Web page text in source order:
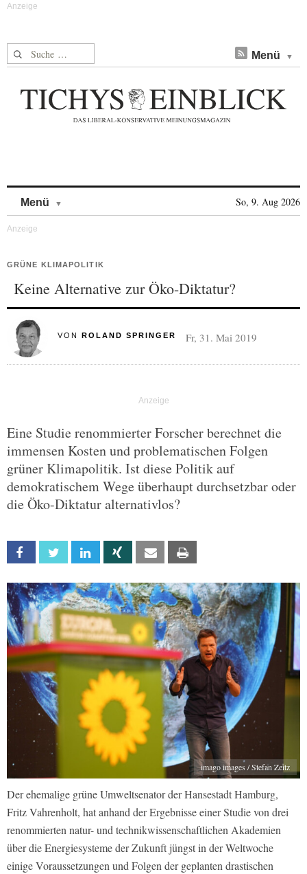
Suche nach: Menü
Menü So, 9. Aug 2026
GRÜNE KLIMAPOLITIK
Keine Alternative zur Öko-Diktatur?
VON ROLAND SPRINGER Fr, 31. Mai 2019
Eine Studie renommierter Forscher berechnet die
immensen Kosten und problematischen Folgen
grüner Klimapolitik. Ist diese Politik auf
demokratischem Wege überhaupt durchsetzbar oder
die Öko-Diktatur alternativlos?
Facebook Twitter Linkedin Xing Email
imago images / Stefan Zeitz
Der ehemalige grüne Umweltsenator der Hansestadt Hamburg,
Fritz Vahrenholt, hat anhand der Ergebnisse einer Studie von drei
renommierten natur- und technikwissenschaftlichen Akademien
über die Energiesysteme der Zukunft jüngst in der Weltwoche
einige Voraussetzungen und Folgen der geplanten drastischen